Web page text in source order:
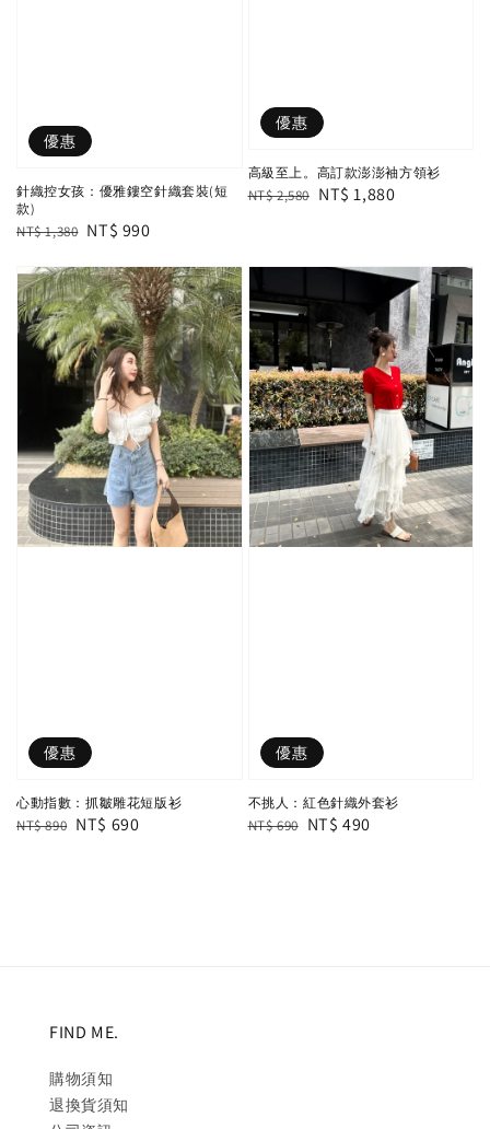
優惠
針織控女孩：優雅鏤空針織套裝(短
款)
Regular
NT$ 1,380 Sale
NT$ 990
優惠
高級至上。高訂款澎澎袖方領衫
Regular
NT$ 2,580 Sale
NT$ 1,880
優惠
心動指數：抓皺雕花短版衫
Regular
NT$ 890 Sale
NT$ 690
優惠
不挑人：紅色針織外套衫
Regular
NT$ 690 Sale
NT$ 490
FIND ME.
購物須知
退換貨須知